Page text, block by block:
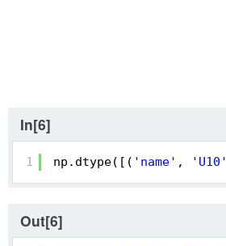
In[6]
1 np.dtype([( 'name' , 'U10'
Out[6]